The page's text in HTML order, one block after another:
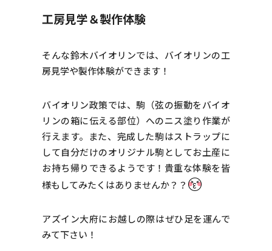
工房見学＆製作体験
そんな鈴木バイオリンでは、バイオリンの工
房見学や製作体験ができます！
バイオリン政策では、駒（弦の振動をバイオ
リンの箱に伝える部位）へのニス塗り作業が
行えます。また、完成した駒はストラップに
して自分だけのオリジナル駒としてお土産に
お持ち帰りできるようです！貴重な体験を皆
様もしてみたくはありませんか？？
アズイン大府にお越しの際はぜひ足を運んで
みて下さい！